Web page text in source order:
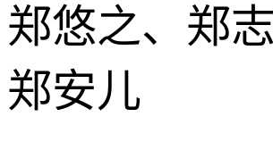
郑悠之、郑志
郑安儿